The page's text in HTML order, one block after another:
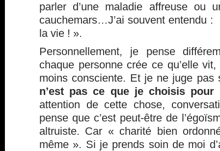
parler d’une maladie affreuse ou
cauchemars…J’ai souvent entendu
la vie ! ».
Personnellement, je pense
chaque personne crée ce qu’elle
moins consciente. Et je ne juge
n’est pas ce que je choisis pour
attention de cette chose,
pense que c’est peut-être de
altruiste. Car « charité bien
même ». Si je prends soin de moi